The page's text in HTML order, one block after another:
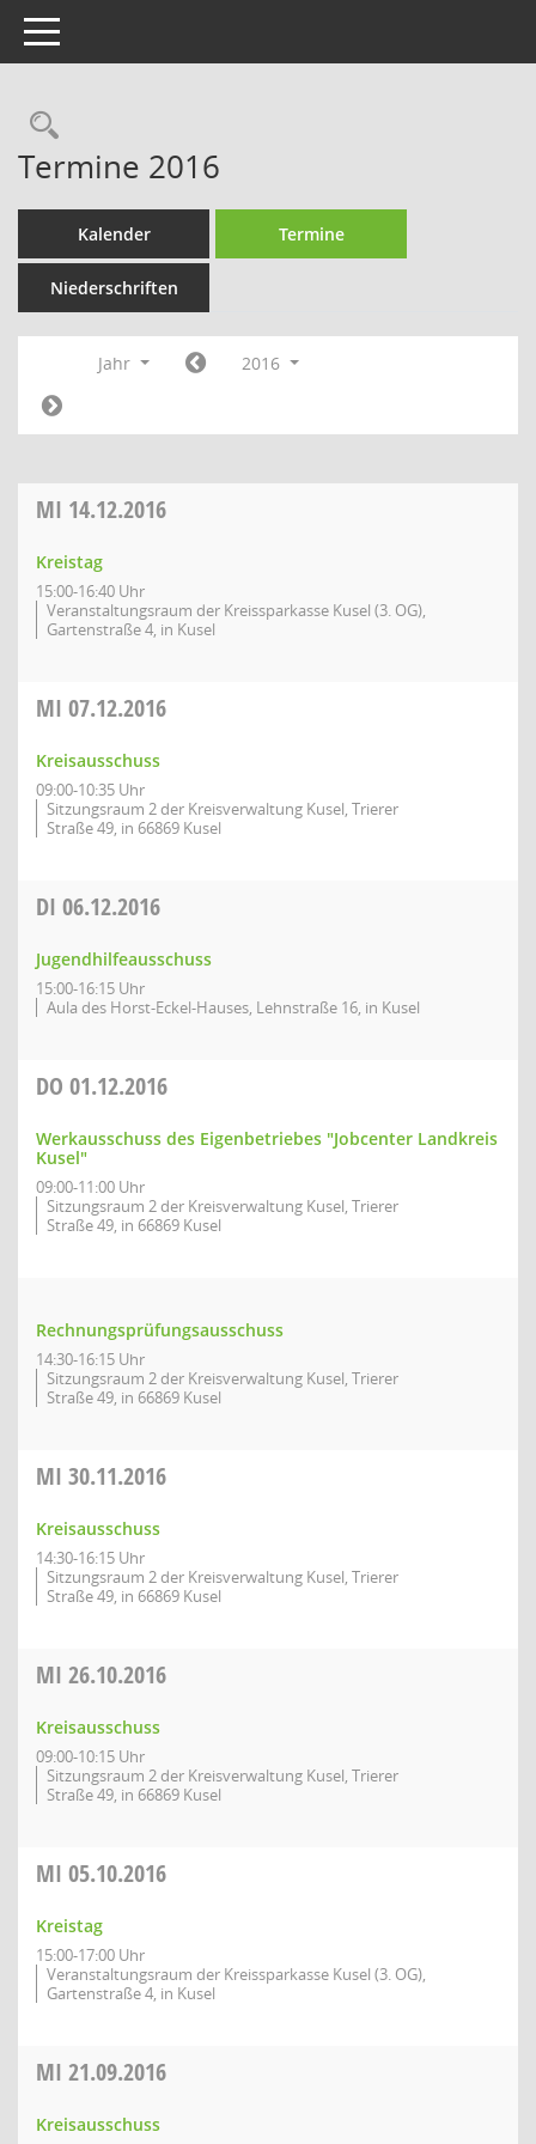
Toggle navigation
Rechercheauswahl
Termine 2016
Kalender Termine
Niederschriften
Jahr 2016
MI 14.12.2016
Kreistag
15:00-16:40 Uhr
Veranstaltungsraum der Kreissparkasse Kusel (3. OG),
Gartenstraße 4, in Kusel
MI 07.12.2016
Kreisausschuss
09:00-10:35 Uhr
Sitzungsraum 2 der Kreisverwaltung Kusel, Trierer
Straße 49, in 66869 Kusel
DI 06.12.2016
Jugendhilfeausschuss
15:00-16:15 Uhr
Aula des Horst-Eckel-Hauses, Lehnstraße 16, in Kusel
DO 01.12.2016
Werkausschuss des Eigenbetriebes "Jobcenter Landkreis
Kusel"
09:00-11:00 Uhr
Sitzungsraum 2 der Kreisverwaltung Kusel, Trierer
Straße 49, in 66869 Kusel
Rechnungsprüfungsausschuss
14:30-16:15 Uhr
Sitzungsraum 2 der Kreisverwaltung Kusel, Trierer
Straße 49, in 66869 Kusel
MI 30.11.2016
Kreisausschuss
14:30-16:15 Uhr
Sitzungsraum 2 der Kreisverwaltung Kusel, Trierer
Straße 49, in 66869 Kusel
MI 26.10.2016
Kreisausschuss
09:00-10:15 Uhr
Sitzungsraum 2 der Kreisverwaltung Kusel, Trierer
Straße 49, in 66869 Kusel
MI 05.10.2016
Kreistag
15:00-17:00 Uhr
Veranstaltungsraum der Kreissparkasse Kusel (3. OG),
Gartenstraße 4, in Kusel
MI 21.09.2016
Kreisausschuss